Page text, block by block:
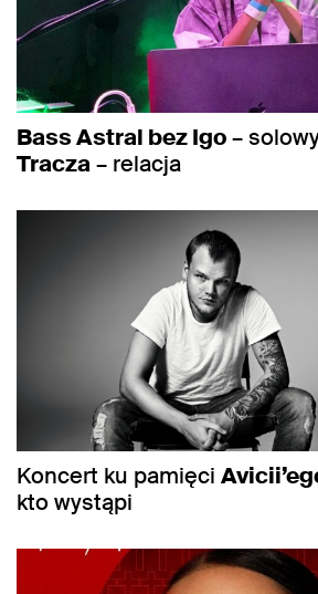
Bass Astral bez Igo–
Tracza– relacja
Koncert ku pamięci
kto wystąpi